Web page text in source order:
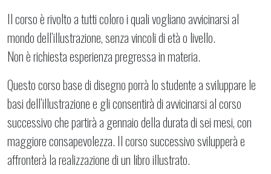
Il corso è rivolto a tutti coloro i quali vogliano avvicinarsi al
mondo dell’illustrazione, senza vincoli di età o livello.
Non è richiesta esperienza pregressa in materia.
Questo corso base di disegno porrà lo studente a sviluppare le
basi dell’illustrazione e gli consentirà di avvicinarsi al corso
successivo che partirà a gennaio della durata di sei mesi, con
maggiore consapevolezza. Il corso successivo svilupperà e
affronterà la realizzazione di un libro illustrato.